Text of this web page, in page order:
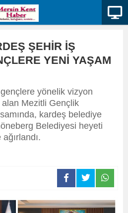
ŞEHİR İŞ
YENİ YAŞAM
yönelik vizyon
Mezitli Gençlik
kardeş belediye
Belediyesi heyeti